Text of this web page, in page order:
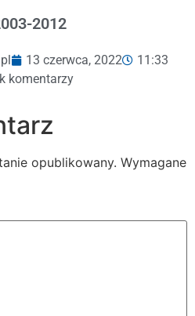
2012
13 czerwca, 2022
11:33
komentarzy
opublikowany. Wymagane